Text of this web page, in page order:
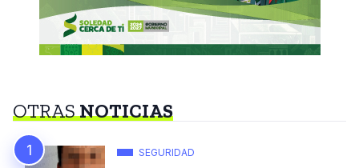
OTRASNOTICIAS
SEGURIDAD